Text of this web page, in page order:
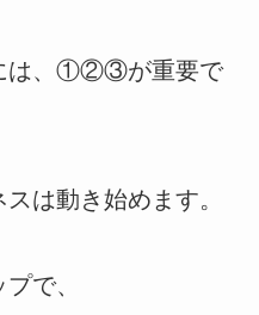
は、①②③が重要で
は動き始めます。
で、